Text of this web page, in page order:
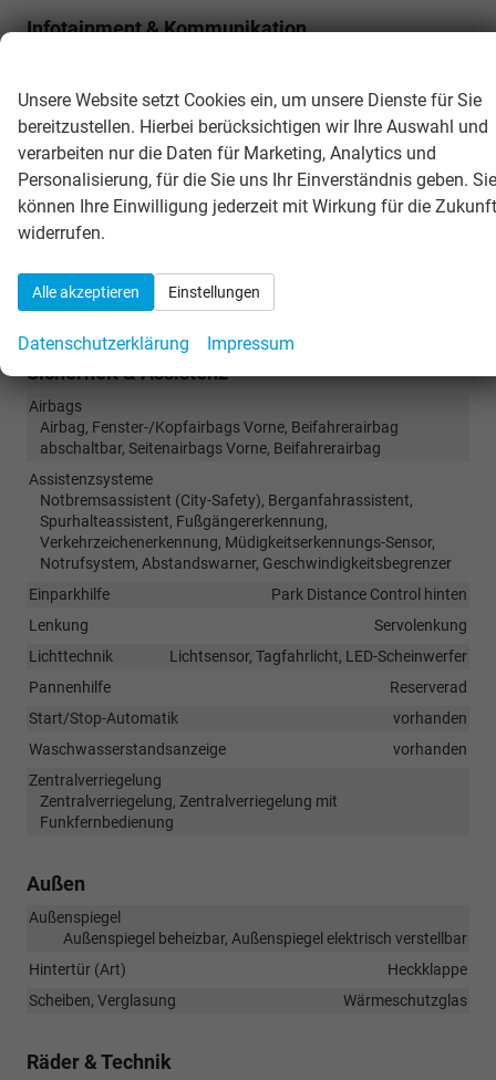
Infotainment & Kommunikation
Digitalradio DAB, Farbdisplay, Android Auto, Apple CarPlay,
Musikstreaming integriert, Touchscreen
Außentemperaturanzeige
vorhanden
Bordcomputer
vorhanden
Navigationssystem
Navigation
Uhr & Drehzahlmesser
Volldigitales Kombiinstrument (Virtual Cockpit)
Sicherheit & Assistenz
Airbags
Airbag, Fenster-/Kopfairbags Vorne, Beifahrerairbag
abschaltbar, Seitenairbags Vorne, Beifahrerairbag
Assistenzsysteme
Notbremsassistent (City-Safety), Berganfahrassistent,
Spurhalteassistent, Fußgängererkennung,
Verkehrzeichenerkennung, Müdigkeitserkennungs-Sensor,
Notrufsystem, Abstandswarner, Geschwindigkeitsbegrenzer
Einparkhilfe
Park Distance Control hinten
Lenkung
Servolenkung
Lichttechnik
Lichtsensor, Tagfahrlicht, LED-Scheinwerfer
Pannenhilfe
Reserverad
Start/Stop-Automatik
vorhanden
Waschwasserstandsanzeige
vorhanden
Zentralverriegelung
Zentralverriegelung, Zentralverriegelung mit
Funkfernbedienung
Außen
Außenspiegel
Außenspiegel beheizbar, Außenspiegel elektrisch verstellbar
Hintertür (Art)
Heckklappe
Scheiben, Verglasung
Wärmeschutzglas
Räder & Technik
Unsere Website setzt Cookies ein, um unsere Dienste für Sie
bereitzustellen. Hierbei berücksichtigen wir Ihre Auswahl und
verarbeiten nur die Daten für Marketing, Analytics und
Personalisierung, für die Sie uns Ihr Einverständnis geben. Sie
können Ihre Einwilligung jederzeit mit Wirkung für die Zukunft
widerrufen.
Alle akzeptieren Einstellungen
Datenschutzerklärung Impressum